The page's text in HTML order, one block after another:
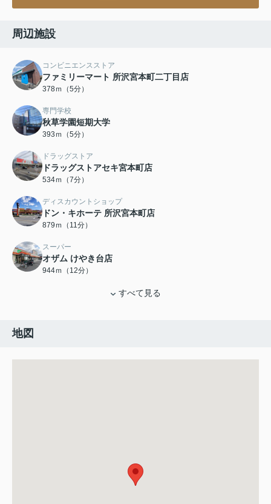
周辺施設
コンビニエンスストア
ファミリーマート 所沢宮本町二丁目店
378ｍ（5分）
専門学校
秋草学園短期大学
393ｍ（5分）
ドラッグストア
ドラッグストアセキ宮本町店
534ｍ（7分）
ディスカウントショップ
ドン・キホーテ 所沢宮本町店
879ｍ（11分）
スーパー
オザム けやき台店
944ｍ（12分）
すべて見る
地図